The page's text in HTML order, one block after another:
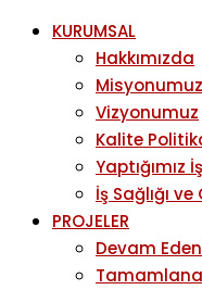
KURUMSAL
Hakkımızda
Misyonumuz
Vizyonumuz
Kalite
Yaptığımız
İş Sağlığı
PROJELER
Devam